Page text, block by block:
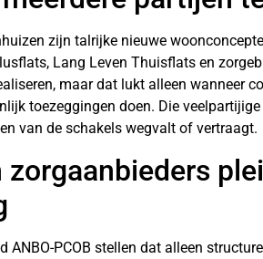
zijn talrijke nieuwe
Lang Leven Thuisflats en
maar dat lukt alleen wanneer
toezeggingen doen. Die
van de schakels wegvalt of vertraagt.
zorgaanbieders
ANBO-PCOB stellen dat alleen